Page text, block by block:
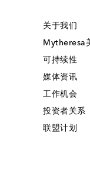
关于我们
Mytheresa
可持续性
媒体资讯
工作机会
投资者关系
联盟计划